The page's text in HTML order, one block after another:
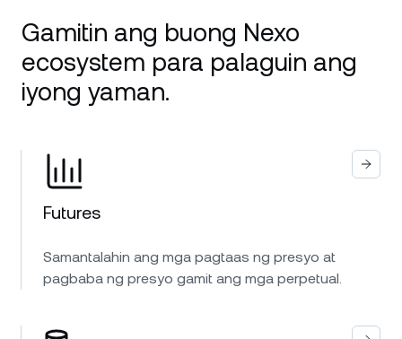
Gamitin ang buong Nexo
ecosystem para palaguin ang
iyong yaman.
Futures
Samantalahin ang mga pagtaas ng presyo at
pagbaba ng presyo gamit ang mga perpetual.